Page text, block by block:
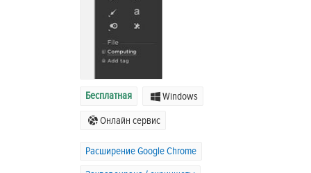
Бесплатная Windows
Онлайн сервис
Расширение Google Chrome